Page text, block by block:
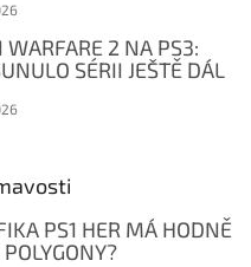
WARFARE 2 NA PS3:
SÉRII JEŠTĚ DÁL
PS1 HER MÁ HODNĚ